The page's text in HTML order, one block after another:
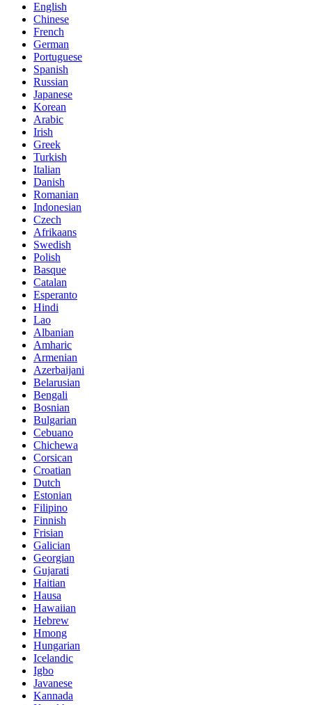
English
Chinese
French
German
Portuguese
Spanish
Russian
Japanese
Korean
Arabic
Irish
Greek
Turkish
Italian
Danish
Romanian
Indonesian
Czech
Afrikaans
Swedish
Polish
Basque
Catalan
Esperanto
Hindi
Lao
Albanian
Amharic
Armenian
Azerbaijani
Belarusian
Bengali
Bosnian
Bulgarian
Cebuano
Chichewa
Corsican
Croatian
Dutch
Estonian
Filipino
Finnish
Frisian
Galician
Georgian
Gujarati
Haitian
Hausa
Hawaiian
Hebrew
Hmong
Hungarian
Icelandic
Igbo
Javanese
Kannada